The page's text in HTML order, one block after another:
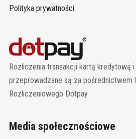
Polityka prywatności
Rozliczenia transakcji kartą kredytową
przeprowadzane są za pośrednictwem
Rozliczeniowego Dotpay
Media społecznościowe